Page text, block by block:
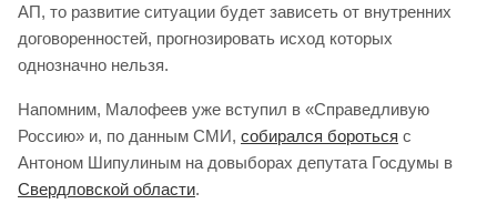
АП, то развитие ситуации будет зависеть от внутренних
договоренностей, прогнозировать исход которых
однозначно нельзя.
Напомним, Малофеев уже вступил в «Справедливую
Россию» и, по данным СМИ, собирался бороться с
Антоном Шипулиным на довыборах депутата Госдумы в
Свердловской области.